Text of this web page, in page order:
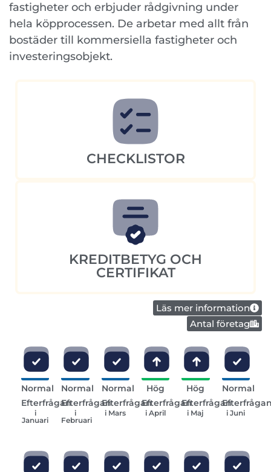
fastigheter och erbjuder rådgivning under
hela köpprocessen. De arbetar med allt från
bostäder till kommersiella fastigheter och
investeringsobjekt.
CHECKLISTOR
KREDITBETYG OCH
CERTIFIKAT
Läs mer information
Antal företag
Normal
Efterfrågan
i
Januari
Normal
Efterfrågan
i
Februari
Normal
Efterfrågan
i Mars
Hög
Efterfrågan
i April
Hög
Efterfrågan
i Maj
Normal
i Juni